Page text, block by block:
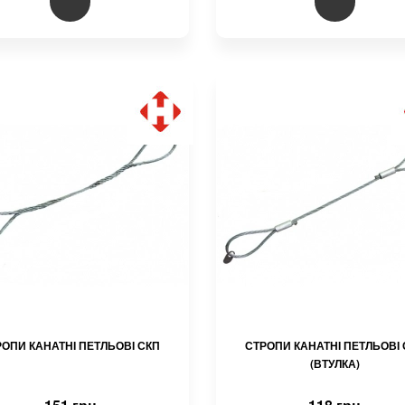
КАНАТНІ ПЕТЛЬОВІ СКП
СТРОПИ КАНАТНІ ПЕТЛЬОВІ
(ВТУЛКА)